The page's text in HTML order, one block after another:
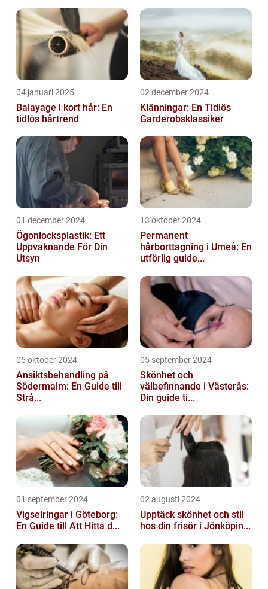
04 januari 2025
Balayage i kort hår: En
tidlös hårtrend
02 december 2024
Klänningar: En Tidlös
Garderobsklassiker
01 december 2024
Ögonlocksplastik: Ett
Uppvaknande För Din
Utsyn
13 oktober 2024
Permanent
hårborttagning i Umeå: En
utförlig guide...
05 oktober 2024
Ansiktsbehandling på
Södermalm: En Guide till
Strå...
05 september 2024
Skönhet och
välbefinnande i Västerås:
Din guide ti...
01 september 2024
Vigselringar i Göteborg:
En Guide till Att Hitta d...
02 augusti 2024
Upptäck skönhet och stil
hos din frisör i Jönköpin...